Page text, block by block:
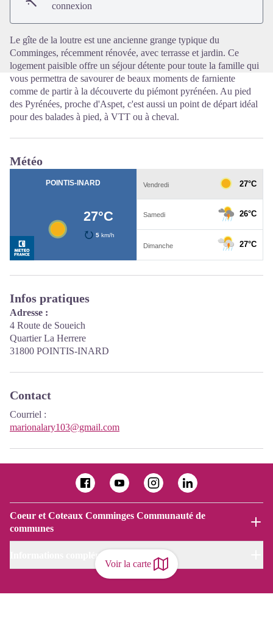
Voir la carte
connexion
Le gîte de la loutre est une ancienne grange typique du
Comminges, récemment rénovée, avec terrasse et jardin. Ce
logement paisible offre un séjour détente pour toute la famille qui
vous permettra de savourer de beaux moments de farniente
comme de partir à la découverte du piémont pyrénéen. Au pied
des Pyrénées, proche d'Aspet, c'est aussi un point de départ idéal
pour des balades à pied, à VTT ou à cheval.
Météo
Infos pratiques
Adresse :
4 Route de Soueich
Quartier La Herrere
31800 POINTIS-INARD
Contact
Courriel :
marionalary103@gmail.com
Coeur et Coteaux Comminges Communauté de
communes
Informations complémentaires